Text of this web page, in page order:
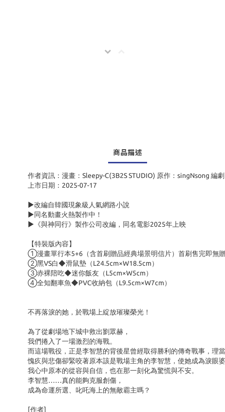
商品描述
作者資訊：漫畫：Sleepy-C(3B2S STUDIO) 原作：singNsong 編
上市日期：2025-07-17
▶改編自韓國現象級人氣網路小說
▶同名動畫火熱製作中！
▶《與神同行》製作公司改編，同名電影2025年上映
【特裝版內容】
①漫畫單行本5+6（含首刷贈品經典場景明信片）首刷售完即無
②黑VS白◆滑鼠墊（L24.5cm×W18.5cm）
③赤裸陪吃◆迷你飯友（L5cm×W5cm）
④全知翻車魚◆PVC收納包（L9.5cm×W7cm）
不再落淚的她，於戰場上綻放璀璨榮光！
為了從劇場地下城中救出劉眾赫，
我們捲入了一場激烈的海戰。
而這場戰役，正是李智慧的背後星曾經取得勝利的傳奇戰事，理
愧疚與悲傷卻緊咬著原本該是戰場主角的李智慧，使她成為淚眼婆
我心中原本的從容與自信，也在那一刻化為驚慌與不安。
李智慧……真的能夠克服創傷，
成為命運所選、叱吒海上的無敵霸主嗎？
[作者]